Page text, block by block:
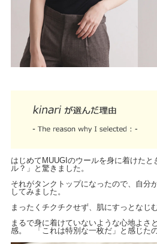
はじめてMUUGIのウールを身に着けたと
ル？」と驚きました。
それがタンクトップになったので、自分
してみました。
まったくチクチクせず、肌にすっとなじ
まるで身に着けていないような心地よさ
感。 「これは特別な一枚だ」と感じたの